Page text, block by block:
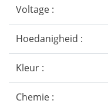
Voltage :
Hoedanigheid :
Kleur :
Chemie :